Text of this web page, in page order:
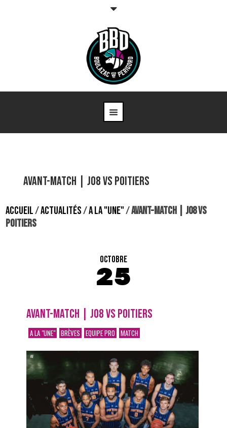
Avant-match | J08 vs Poitiers
ACCUEIL/ACTUALITÉS/A LA "UNE"/AVANT-MATCH | J08 VS
POITIERS
OCTOBRE
25
AVANT-MATCH | J08 VS POITIERS
A LA "UNE" BRÈVES EQUIPE PRO MATCH